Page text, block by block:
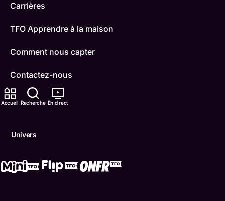
Accueil Recherche En direct
Univers
Carrières
TFO Apprendre à la maison
Comment nous capter
Contactez-nous
ONFR
Conditions d'utilisation